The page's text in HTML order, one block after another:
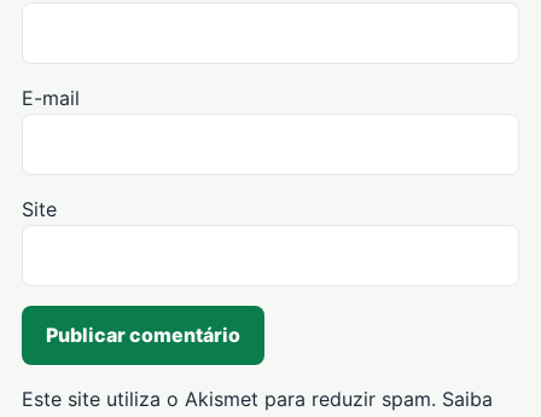
E-mail
Site
Este site utiliza o Akismet para reduzir spam. Saiba